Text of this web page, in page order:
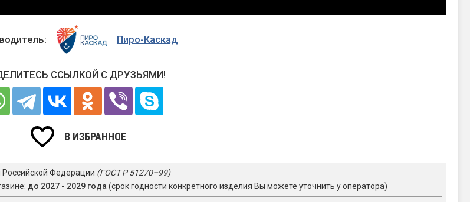
Пиро-Каскад
ССЫЛКОЙ С ДРУЗЬЯМИ!
В ИЗБРАННОЕ
Российской Федерации (ГОСТ Р 51270–99)
до 2027 - 2029 года (срок годности конкретного изделия Вы можете уточнить у оператора)